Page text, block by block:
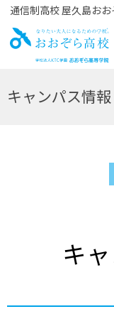
通信制高校 屋久島お
お
キャンパス情報
キ